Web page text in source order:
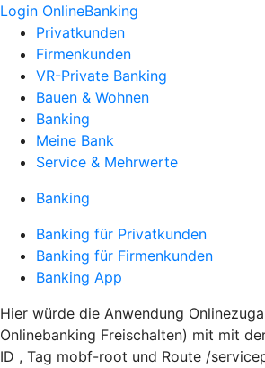
Login OnlineBanking
Privatkunden
Firmenkunden
VR-Private Banking
Bauen & Wohnen
Banking
Meine Bank
Service & Mehrwerte
Banking
Banking für Privatkunden
Banking für Firmenkunden
Banking App
Hier würde die Anwendung
Onlinebanking Freischalten) mit mit
ID , Tag mobf-root und Route /